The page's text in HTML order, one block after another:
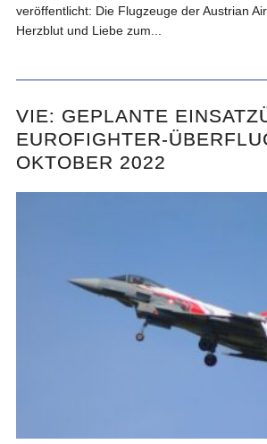
veröffentlicht: Die Flugzeuge der Austrian
Herzblut und Liebe zum...
VIE: GEPLANTE
EUROFIGHTER-
OKTOBER 2022